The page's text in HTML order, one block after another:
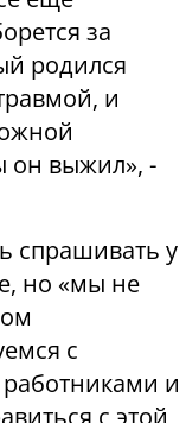
за
родился
и
он выжил», -
спрашивать у
но «мы не
с
и